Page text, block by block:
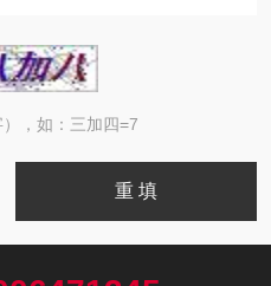
，如：三加四=7